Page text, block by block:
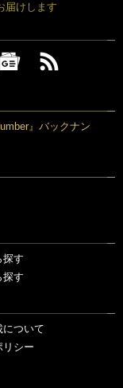
届けします
』バックナン
探す
探す
について
リシー